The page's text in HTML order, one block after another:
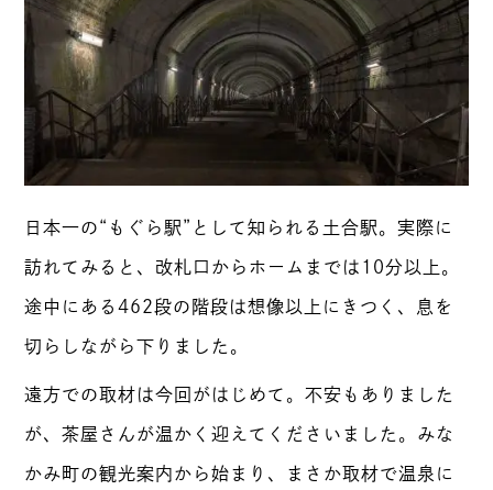
日本一の“もぐら駅”として知られる土合駅。実際に
訪れてみると、改札口からホームまでは10分以上。
途中にある462段の階段は想像以上にきつく、息を
切らしながら下りました。
遠方での取材は今回がはじめて。不安もありました
が、茶屋さんが温かく迎えてくださいました。みな
かみ町の観光案内から始まり、まさか取材で温泉に